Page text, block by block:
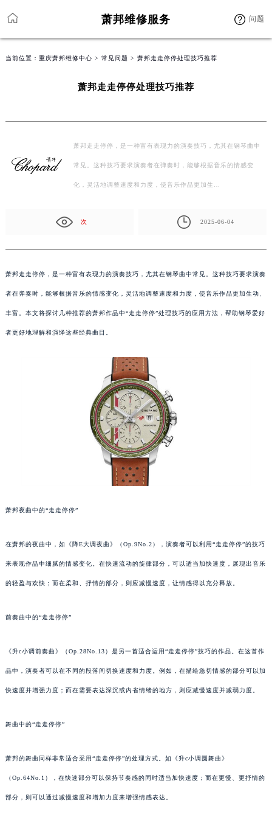
萧邦维修服务 问题
当前位置： 重庆萧邦维修中心 > 常见问题 > 萧邦走走停停处理技巧推荐
萧邦走走停停处理技巧推荐
萧邦走走停停，是一种富有表现力的演奏技巧，尤其在钢琴曲中
常见。这种技巧要求演奏者在弹奏时，能够根据音乐的情感变
化，灵活地调整速度和力度，使音乐作品更加生…
次 2025-06-04
萧邦走走停停，是一种富有表现力的演奏技巧，尤其在钢琴曲中常见。这种技巧要求演奏
者在弹奏时，能够根据音乐的情感变化，灵活地调整速度和力度，使音乐作品更加生动、
丰富。本文将探讨几种推荐的萧邦作品中“走走停停”处理技巧的应用方法，帮助钢琴爱好
者更好地理解和演绎这些经典曲目。
萧邦夜曲中的“走走停停”
在萧邦的夜曲中，如《降E大调夜曲》（Op.9No.2），演奏者可以利用“走走停停”的技巧
来表现作品中细腻的情感变化。在快速流动的旋律部分，可以适当加快速度，展现出音乐
的轻盈与欢快；而在柔和、抒情的部分，则应减慢速度，让情感得以充分释放。
前奏曲中的“走走停停”
《升c小调前奏曲》（Op.28No.13）是另一首适合运用“走走停停”技巧的作品。在这首作
品中，演奏者可以在不同的段落间切换速度和力度。例如，在描绘急切情感的部分可以加
快速度并增强力度；而在需要表达深沉或内省情绪的地方，则应减慢速度并减弱力度。
舞曲中的“走走停停”
萧邦的舞曲同样非常适合采用“走走停停”的处理方式。如《升c小调圆舞曲》
（Op.64No.1），在快速部分可以保持节奏感的同时适当加快速度；而在更慢、更抒情的
部分，则可以通过减慢速度和增加力度来增强情感表达。